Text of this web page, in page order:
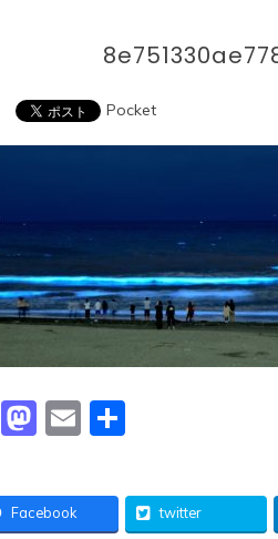
Pocket
Facebook
Mastodon
Email
Facebook twitter